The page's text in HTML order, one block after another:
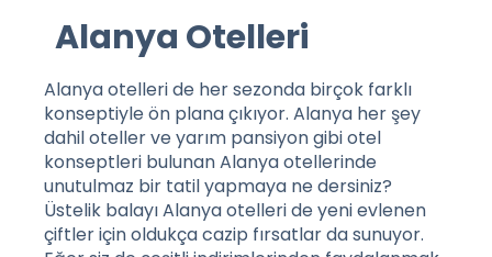
Alanya Otelleri
Alanya otelleri de her sezonda birçok farklı
konseptiyle ön plana çıkıyor. Alanya her şey
dahil oteller ve yarım pansiyon gibi otel
konseptleri bulunan Alanya otellerinde
unutulmaz bir tatil yapmaya ne dersiniz?
Üstelik balayı Alanya otelleri de yeni evlenen
çiftler için oldukça cazip fırsatlar da sunuyor.